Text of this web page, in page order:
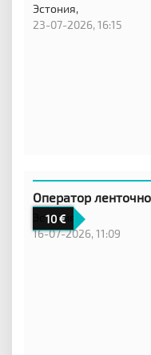
Эстония,
23-07-2026, 16:15
10
Оператор
Эстония
16-07-2026, 11:09